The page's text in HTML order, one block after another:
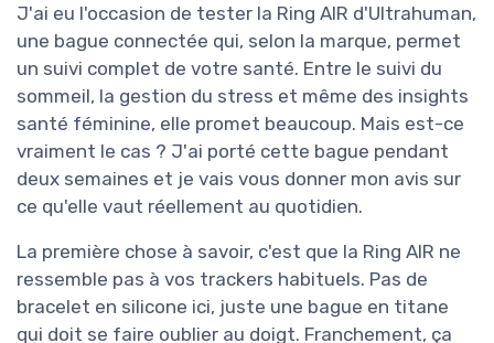
J'ai eu l'occasion de tester la Ring AIR d'Ultrahuman,
une bague connectée qui, selon la marque, permet
un suivi complet de votre santé. Entre le suivi du
sommeil, la gestion du stress et même des insights
santé féminine, elle promet beaucoup. Mais est-ce
vraiment le cas ? J'ai porté cette bague pendant
deux semaines et je vais vous donner mon avis sur
ce qu'elle vaut réellement au quotidien.
La première chose à savoir, c'est que la Ring AIR ne
ressemble pas à vos trackers habituels. Pas de
bracelet en silicone ici, juste une bague en titane
qui doit se faire oublier au doigt. Franchement, ça